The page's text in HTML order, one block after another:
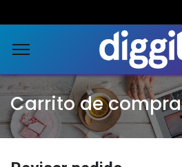
Carrito de compra